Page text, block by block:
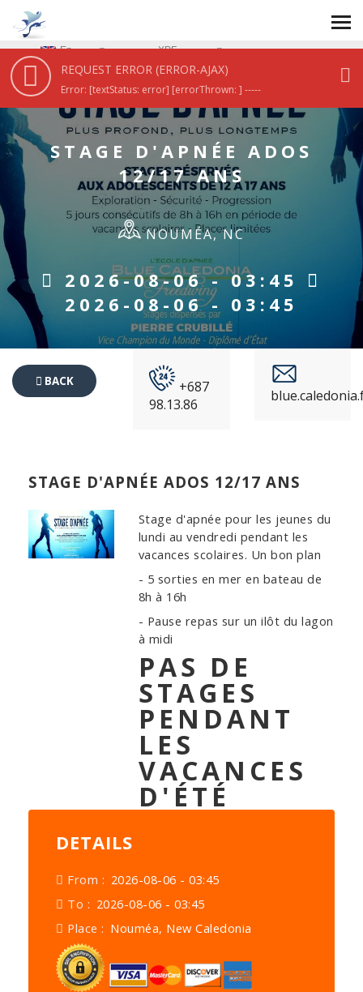
En XPF
HOME / STAGE D'APNÉE ADOS 12/17 ANS
STAGE D'APNÉE ADOS
12/17 ANS
NOUMÉA, NC
2026-08-06 - 03:45
2026-08-06 - 03:45
BACK
+687
98.13.86
STAGE D'APNÉE ADOS 12/17 ANS
Stage d'apnée pour les jeunes du
lundi au vendredi pendant les
vacances scolaires. Un bon plan
- 5 sorties en mer en bateau de
8h à 16h
- Pause repas sur un ilôt du lagon
à midi
PAS DE
STAGES
PENDANT
LES
VACANCES
D'ÉTÉ
DETAILS
From : 2026-08-06 - 03:45
To : 2026-08-06 - 03:45
Place : Nouméa, New Caledonia
REQUEST ERROR (ERROR-AJAX)
Error: [textStatus: error] [errorThrown: ] -----